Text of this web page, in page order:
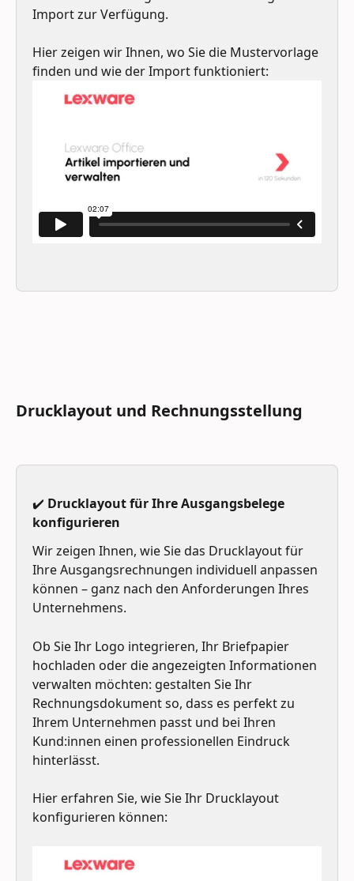
Import zur Verfügung.
Hier zeigen wir Ihnen, wo Sie die Mustervorlage
finden und wie der Import funktioniert:
Drucklayout und Rechnungsstellung
✔️ Drucklayout für Ihre Ausgangsbelege
konfigurieren
Wir zeigen Ihnen, wie Sie das Drucklayout für
Ihre Ausgangsrechnungen individuell anpassen
können – ganz nach den Anforderungen Ihres
Unternehmens.
Ob Sie Ihr Logo integrieren, Ihr Briefpapier
hochladen oder die angezeigten Informationen
verwalten möchten: gestalten Sie Ihr
Rechnungsdokument so, dass es perfekt zu
Ihrem Unternehmen passt und bei Ihren
Kund:innen einen professionellen Eindruck
hinterlässt.
Hier erfahren Sie, wie Sie Ihr Drucklayout
konfigurieren können: